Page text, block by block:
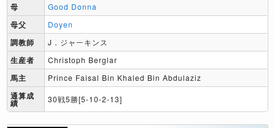
母 Good Donna
母父 Doyen
調教師 J．ジャーキンス
生産者 Christoph Berglar
馬主 Prince Faisal Bin Khaled Bin Abdulaziz
通算成
績 30戦5勝[5-10-2-13]